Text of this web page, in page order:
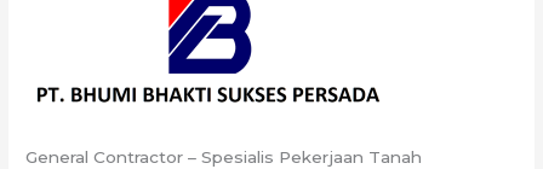
General Contractor – Spesialis Pekerjaan Tanah